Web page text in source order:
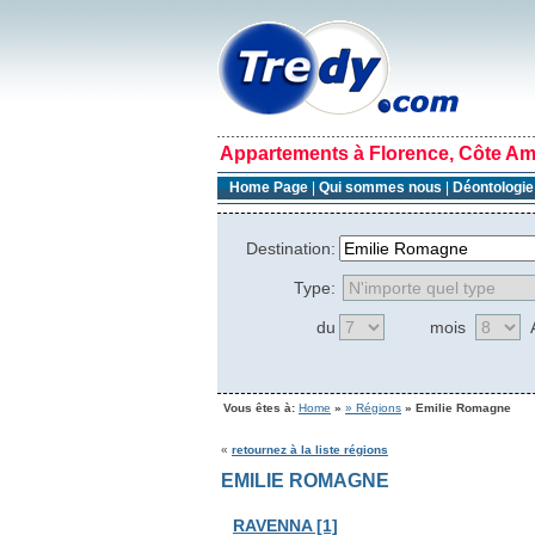
Appartements à Florence, Côte
Home Page|Qui sommes nous|
Destination:
Type:
du mois
Vous êtes à: Home » » Régions » Emilie Romagne
« retournez à la liste régions
EMILIE ROMAGNE
RAVENNA [1]